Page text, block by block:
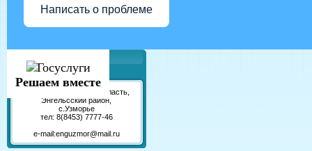
Решаем вместе
Написать о проблеме
Контакты
413153 Саратовская область,
Энгельсский район,
с.Узморье
тел: 8(8453) 7777-46
e-mail:enguzmor@mail.ru